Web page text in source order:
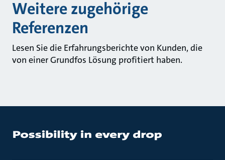
Weitere zugehörige
Referenzen
Lesen Sie die Erfahrungsberichte von Kunden, die
von einer Grundfos Lösung profitiert haben.